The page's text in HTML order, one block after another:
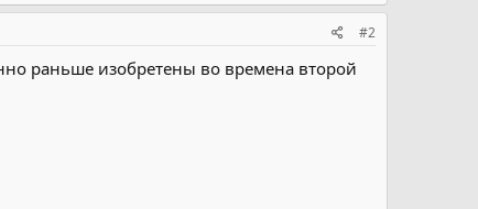
#2
раньше изобретены во времена второй